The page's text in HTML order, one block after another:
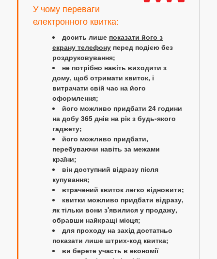
У чому переваги
електронного квитка:
досить лише показати його з
екрану телефону перед подією без
роздруковування;
не потрібно навіть виходити з
дому, щоб отримати квиток, і
витрачати свій час на його
оформлення;
його можливо придбати 24 години
на добу 365 днів на рік з будь-якого
гаджету;
його можливо придбати,
перебуваючи навіть за межами
країни;
він доступний відразу після
купування;
втрачений квиток легко відновити;
квитки можливо придбати відразу,
як тільки вони з'явилися у продажу,
обравши найкращі місця;
для проходу на захід достатньо
показати лише штрих-код квитка;
ви берете участь в економії